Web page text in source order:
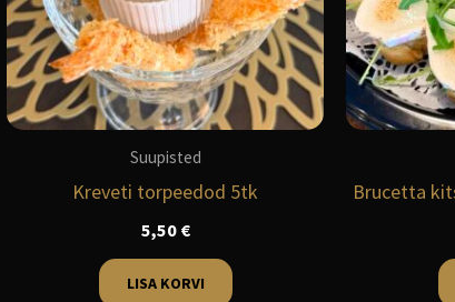
Suupisted
Kreveti torpeedod 5tk
5,50 €
LISA KORVI
Brucetta